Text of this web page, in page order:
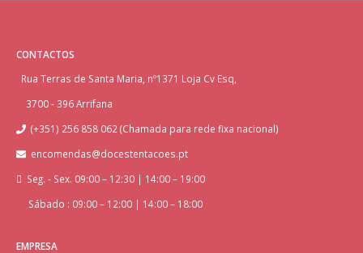
CONTACTOS
Rua Terras de Santa Maria, nº1371 Loja Cv Esq,
3700 - 396 Arrifana
(+351) 256 858 062 (Chamada para rede fixa nacional)
encomendas@docestentacoes.pt
Seg. - Sex. 09:00 – 12:30 | 14:00 – 19:00
Sábado : 09:00 – 12:00 | 14:00 – 18:00
EMPRESA